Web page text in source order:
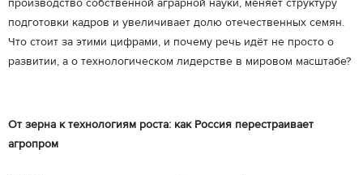
производство собственной аграрной науки, меняет структуру
подготовки кадров и увеличивает долю отечественных семян.
Что стоит за этими цифрами, и почему речь идёт не просто о
развитии, а о технологическом лидерстве в мировом масштабе?
От зерна к технологиям роста: как Россия перестраивает
агропром